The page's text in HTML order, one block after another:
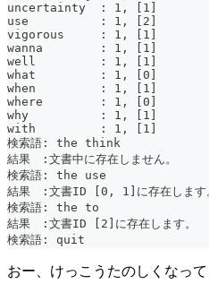
uncertainty  : 1, [1]
use          : 1, [2]
vigorous     : 1, [1]
wanna        : 1, [1]
well         : 1, [1]
what         : 1, [0]
when         : 1, [1]
where        : 1, [0]
why          : 1, [1]
with         : 1, [1]
検索語: the think
結果　:文書中に存在しません。
検索語: the use
結果　:文書ID [0, 1]に存在します
検索語: the to
結果　:文書ID [2]に存在します。
検索語: quit
おー、けっこうたのしくなって